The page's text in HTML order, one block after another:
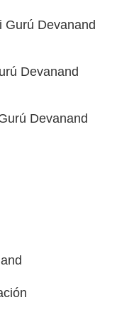
Gurú Devanand
Devanand
Devanand